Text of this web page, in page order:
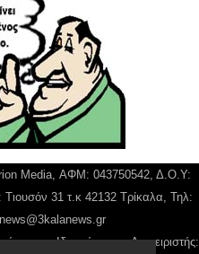
Media, ΑΦΜ: 043750542, Δ.Ο.Υ:
31 τ.κ 42132 Τρίκαλα, Τηλ:
news@3kalanews.gr
Ιδιοκτήτης και Διαχειριστής: